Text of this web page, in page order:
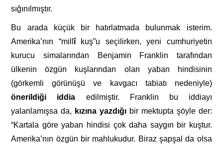
sığınılmıştır.
Bu arada küçük bir hatırlatmada bulunmak isterim.
Amerika’nın “millî kuş”u seçilirken, yeni cumhuriyetin
kurucu simalarından Benjamin
Franklin tarafından
ülkenin özgün kuşlarından olan yaban hindisinin
(görkemli görünüşüve kavgacı tabiatı
nedeniyle)
önerildiği
iddia edil miştir. Franklin bu
iddiayı
yalanlamışsa da, kızınayazdığı bir mektupta şöyle der:
“Kartala göre yaban hindisi çok daha saygın bir kuştur.
Amerika’nın özgün bir mahlukudur. Biraz şapşal da olsa